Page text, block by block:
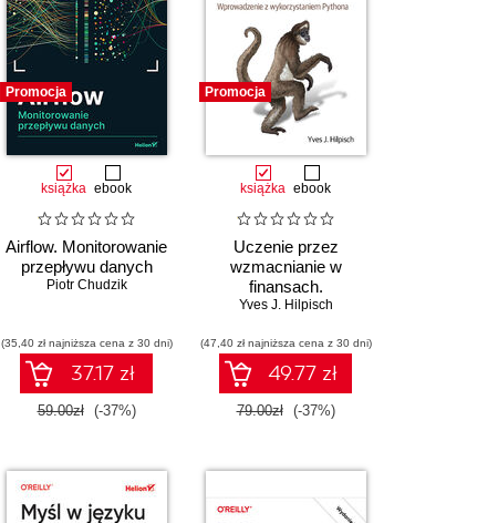
Promocja
książka ebook
Airflow. Monitorowanie
przepływu danych
Piotr Chudzik
(35,40 zł najniższa cena z 30 dni)
37.17 zł
59.00zł (-37%)
Promocja
książka ebook
Uczenie przez
wzmacnianie w
finansach.
Wprowadzenie z
Pythona
Yves J. Hilpisch
(47,40 zł najniższa cena z 30 dni)
49.77 zł
79.00zł (-37%)